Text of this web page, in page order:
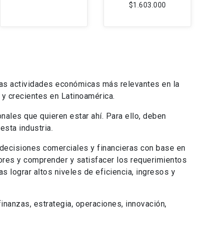
$1.603.000
actividades económicas más relevantes en la
crecientes en Latinoamérica.
que quieren estar ahí. Para ello, deben
industria.
comerciales y financieras con base en
y comprender y satisfacer los requerimientos
lograr altos niveles de eficiencia, ingresos y
estrategia, operaciones, innovación,